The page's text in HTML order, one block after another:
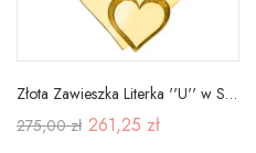
Złota Zawieszka Literka ''U'' w Sercu 585
275,00 zł 261,25 zł